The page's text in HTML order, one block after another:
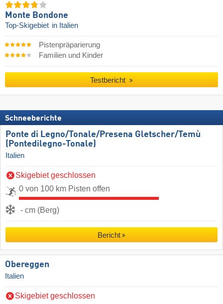
Monte Bondone
Top-Skigebiet in Italien
Pistenpräparierung
Familien und Kinder
Testbericht
Schneeberichte
Ponte di Legno/​Tonale/​Presena Gletscher/​Temù
(Pontedilegno-Tonale)
Italien
Skigebiet geschlossen
0 von 100 km Pisten offen
- cm (Berg)
Bericht
Obereggen
Italien
Skigebiet geschlossen